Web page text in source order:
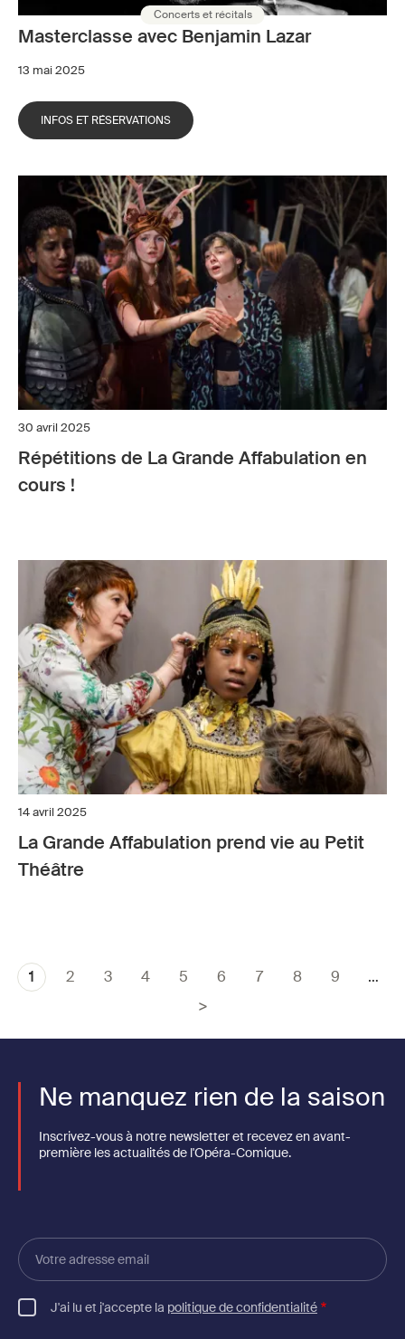
Concerts et récitals
Masterclasse avec Benjamin Lazar
13 mai 2025
INFOS ET RÉSERVATIONS
30 avril 2025
Répétitions de La Grande Affabulation en
cours !
14 avril 2025
La Grande Affabulation prend vie au Petit
Théâtre
Pagination
Page
1 Page
2 Page
3 Page
4 Page
5 Page
6 Page
7 Page
8 Page
9 …
Ne manquez rien de la saison
Inscrivez-vous à notre newsletter et recevez en avant-
première les actualités de l'Opéra-Comique.
Votre
adresse
email
J'ai lu et j'accepte la politique de confidentialité